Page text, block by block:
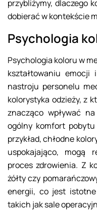
przybliżymy, dlaczego
dobierać w kontekście
Psychologia
Psychologia koloru w
kształtowaniu emocji
nastroju personelu
kolorystyka odzieży, z
znacząco wpływać
ogólny komfort
przykład, chłodne
uspokajająco, mogą
proces zdrowienia. Z
żółty czy
energii, co jest
takich jak sale